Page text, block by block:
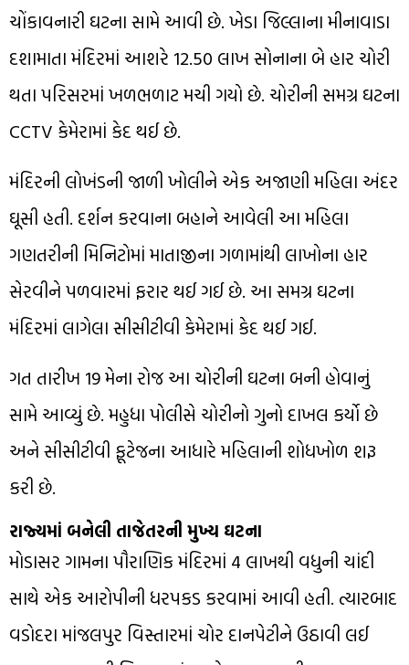
ચોંકાવનારી ઘટના સામે આવી છે. ખેડા જિલ્લાના મીનાવાડા
દશામાતા મંદિરમાં આશરે 12.50 લાખ સોનાના બે હાર ચોરી
થતા પરિસરમાં ખળભળાટ મચી ગયો છે. ચોરીની સમગ્ર ઘટના
CCTV કેમેરામાં કેદ થઈ છે.
મંદિરની લોખંડની જાળી ખોલીને એક અજાણી મહિલા અંદર
ઘૂસી હતી. દર્શન કરવાના બહાને આવેલી આ મહિલા
ગણતરીની મિનિટોમાં માતાજીના ગળામાંથી લાખોના હાર
સેરવીને પળવારમાં ફરાર થઈ ગઈ છે. ​આ સમગ્ર ઘટના
મંદિરમાં લાગેલા સીસીટીવી કેમેરામાં કેદ થઈ ગઈ.
​ગત તારીખ 19 મેના રોજ આ ચોરીની ઘટના બની હોવાનું
સામે આવ્યું છે. મહુધા ​પોલીસે ચોરીનો ગુનો દાખલ કર્યો છે
અને સીસીટીવી ફૂટેજના આધારે મહિલાની શોધખોળ શરૂ
કરી છે.
રાજ્યમાં બનેલી તાજેતરની મુખ્ય ઘટના
મોડાસર ગામના પૌરાણિક મંદિરમાં 4 લાખથી વધુની ચાંદી
સાથે એક આરોપીની ધરપકડ કરવામાં આવી હતી. ત્યારબાદ
વડોદરા માંજલપુર વિસ્તારમાં ચોર દાનપેટીને ઉઠાવી લઈ